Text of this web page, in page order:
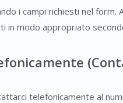
i campi richiesti nel form.
in modo appropriato
telefonicamente al